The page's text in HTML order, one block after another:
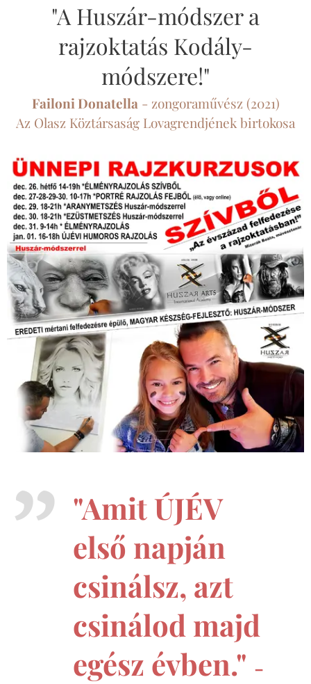
"A Huszár-módszer a
rajzoktatás Kodály-
módszere!"
Failoni Donatella - zongoraművész (2021)
Az Olasz Köztársaság Lovagrendjének birtokosa
"Amit ÚJÉV
első napján
csinálsz, azt
csinálod majd
egész évben." -